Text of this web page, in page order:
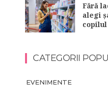
Fără
alegi
copilul
CATEGORII
EVENIMENTE